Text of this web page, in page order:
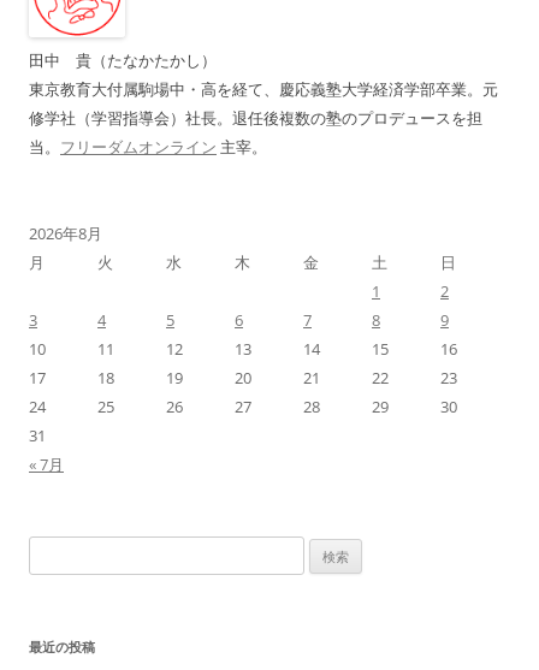
シ
ョ
ン
田中 貴（たなかたかし）
東京教育大付属駒場中・高を経て、慶応義塾大学経済学部卒業。元
修学社（学習指導会）社長。退任後複数の塾のプロデュースを担
当。 フリーダムオンライン 主宰。
2026年8月
月
火 水 木 金 土
日
1
2
3
4 5 6 7 8
9
10
11 12 13 14 15
16
17
18 19 20 21 22
23
24
25 26 27 28 29
30
31
« 7月
索:
最近の投稿